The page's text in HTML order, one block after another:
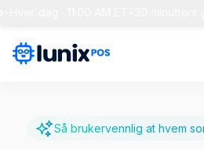
30 minutters
Så brukervennlig at hvem